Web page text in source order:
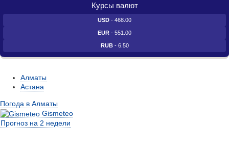
Курсы валют
USD - 468.00
EUR - 551.00
RUB- 6.50
Алматы
Астана
Погода в Алматы
Gismeteo
Прогноз на 2 недели